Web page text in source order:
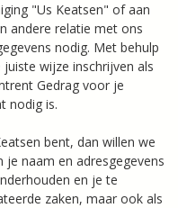
"Us Keatsen" of aan
andere relatie met ons
nodig. Met behulp
wijze inschrijven als
Gedrag voor je
nodig is.
bent, dan willen we
je naam en adresgegevens
en je te
zaken, maar ook als